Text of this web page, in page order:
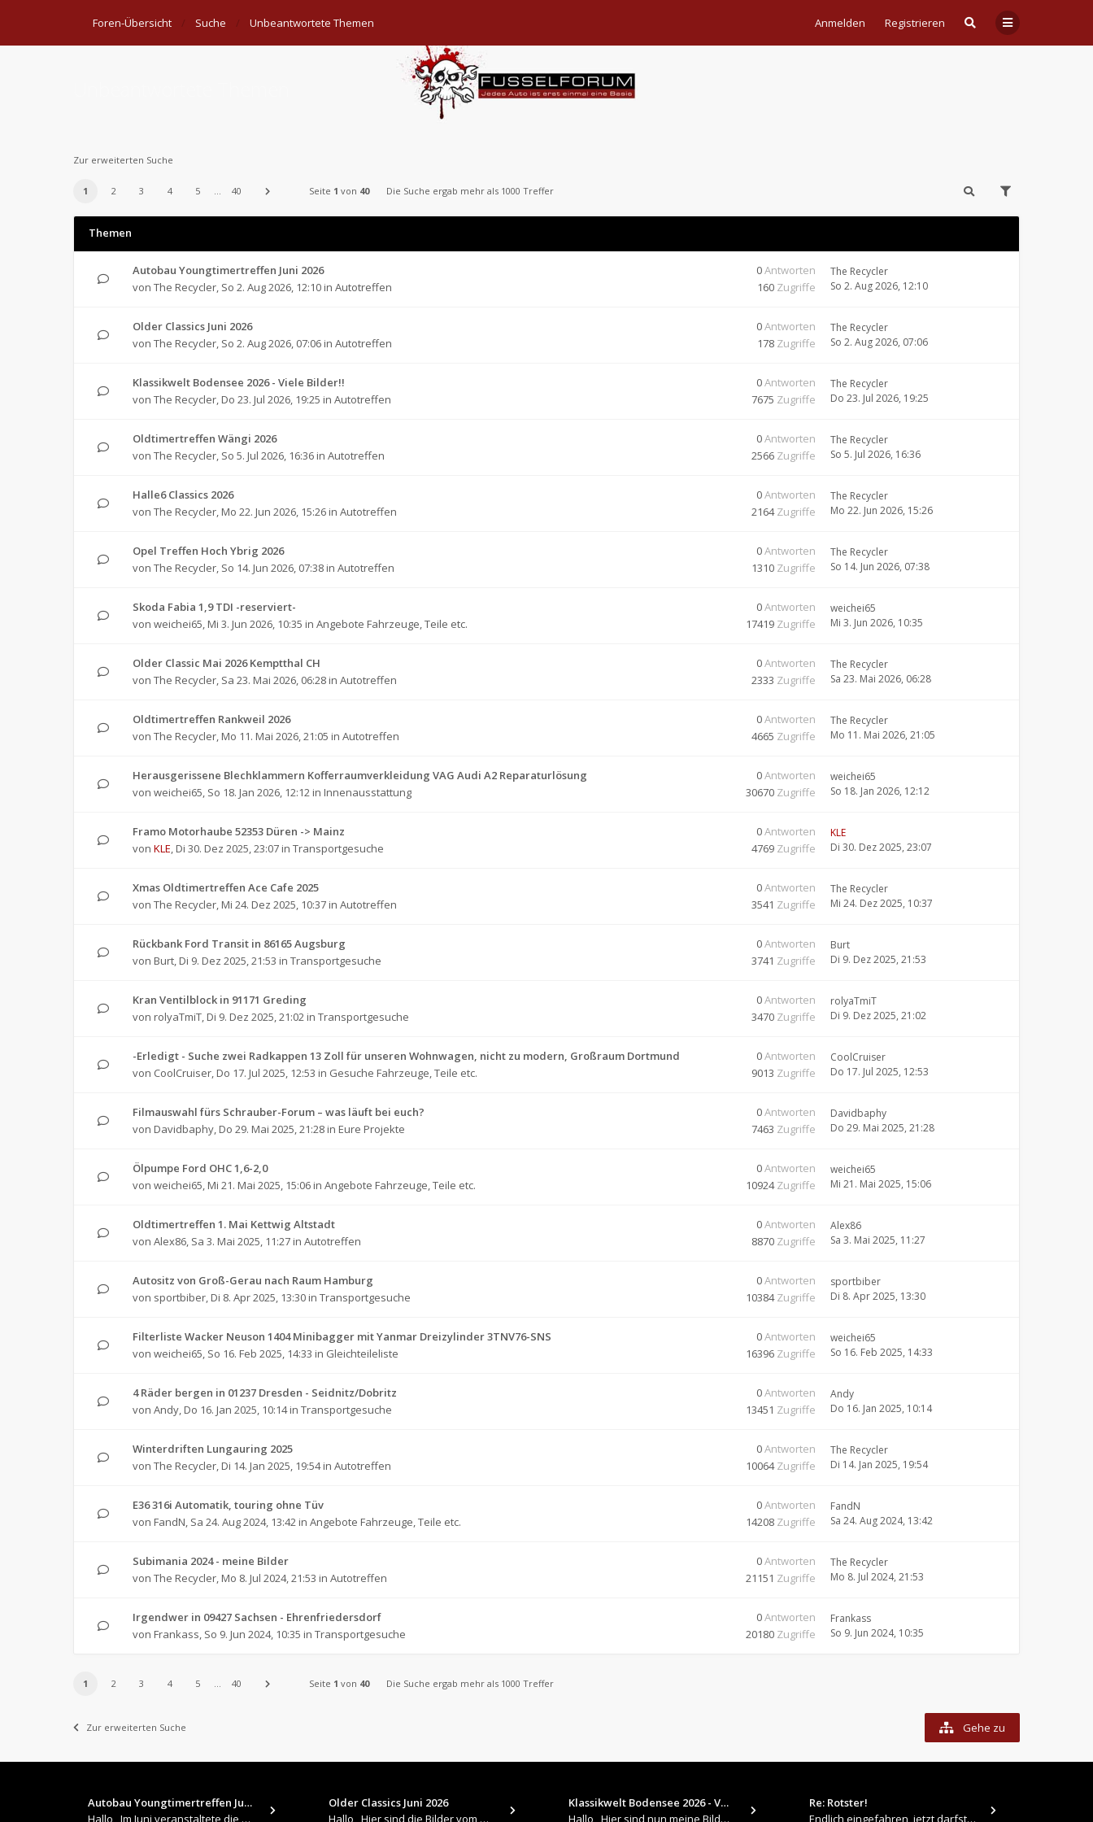
Anmelden Registrieren
Foren-Übersicht Suche Unbeantwortete Themen
Zur erweiterten Suche
1 2 3 4 5 … 40 Seite 1 von 40 Die Suche ergab mehr als 1000 Treffer
Themen
Autobau Youngtimertreffen Juni 2026
von The Recycler, So 2. Aug 2026, 12:10 in Autotreffen
0Antworten
160 Zugriffe
The Recycler
So 2. Aug 2026, 12:10
Older Classics Juni 2026
von The Recycler, So 2. Aug 2026, 07:06 in Autotreffen
0Antworten
178 Zugriffe
The Recycler
So 2. Aug 2026, 07:06
Klassikwelt Bodensee 2026 - Viele Bilder!!
von The Recycler, Do 23. Jul 2026, 19:25 in Autotreffen
0Antworten
7675 Zugriffe
The Recycler
Do 23. Jul 2026, 19:25
Oldtimertreffen Wängi 2026
von The Recycler, So 5. Jul 2026, 16:36 in Autotreffen
0Antworten
2566 Zugriffe
The Recycler
So 5. Jul 2026, 16:36
Halle6 Classics 2026
von The Recycler, Mo 22. Jun 2026, 15:26 in Autotreffen
0Antworten
2164Zugriffe
The Recycler
Mo 22. Jun 2026, 15:26
Opel Treffen Hoch Ybrig 2026
von The Recycler, So 14. Jun 2026, 07:38 in Autotreffen
0Antworten
1310 Zugriffe
The Recycler
So 14. Jun 2026, 07:38
Skoda Fabia 1,9 TDI -reserviert-
von weichei65, Mi 3. Jun 2026, 10:35 in Angebote Fahrzeuge, Teile etc.
0Antworten
17419 Zugriffe
weichei65
Mi 3. Jun 2026, 10:35
Older Classic Mai 2026 Kemptthal CH
von The Recycler, Sa 23. Mai 2026, 06:28 in Autotreffen
0Antworten
2333 Zugriffe
The Recycler
Sa 23. Mai 2026, 06:28
Oldtimertreffen Rankweil 2026
von The Recycler, Mo 11. Mai 2026, 21:05 in Autotreffen
0Antworten
4665 Zugriffe
The Recycler
Mo 11. Mai 2026, 21:05
Herausgerissene Blechklammern Kofferraumverkleidung VAG Audi A2 Reparaturlösung
von weichei65, So 18. Jan 2026, 12:12 in Innenausstattung
0Antworten
30670 Zugriffe
weichei65
So 18. Jan 2026, 12:12
Framo Motorhaube 52353 Düren -> Mainz
von KLE, Di 30. Dez 2025, 23:07 in Transportgesuche
0Antworten
4769 Zugriffe
KLE
Di 30. Dez 2025, 23:07
Xmas Oldtimertreffen Ace Cafe 2025
von The Recycler, Mi 24. Dez 2025, 10:37 in Autotreffen
0Antworten
3541 Zugriffe
The Recycler
Mi 24. Dez 2025, 10:37
Rückbank Ford Transit in 86165 Augsburg
von Burt, Di 9. Dez 2025, 21:53 in Transportgesuche
0Antworten
3741 Zugriffe
Burt
Di 9. Dez 2025, 21:53
Kran Ventilblock in 91171 Greding
von rolyaTmiT, Di 9. Dez 2025, 21:02 in Transportgesuche
0Antworten
3470 Zugriffe
rolyaTmiT
Di 9. Dez 2025, 21:02
-Erledigt - Suche zwei Radkappen 13 Zoll für unseren Wohnwagen, nicht zu modern, Großraum Dortmund
von CoolCruiser, Do 17. Jul 2025, 12:53 in Gesuche Fahrzeuge, Teile etc.
0Antworten
9013 Zugriffe
CoolCruiser
Do 17. Jul 2025, 12:53
Filmauswahl fürs Schrauber-Forum – was läuft bei euch?
von Davidbaphy, Do 29. Mai 2025, 21:28 in Eure Projekte
0Antworten
7463 Zugriffe
Davidbaphy
Do 29. Mai 2025, 21:28
Ölpumpe Ford OHC 1,6-2,0
von weichei65, Mi 21. Mai 2025, 15:06 in Angebote Fahrzeuge, Teile etc.
0Antworten
10924Zugriffe
weichei65
Mi 21. Mai 2025, 15:06
Oldtimertreffen 1. Mai Kettwig Altstadt
von Alex86, Sa 3. Mai 2025, 11:27 in Autotreffen
0Antworten
8870 Zugriffe
Alex86
Sa 3. Mai 2025, 11:27
Autositz von Groß-Gerau nach Raum Hamburg
von sportbiber, Di 8. Apr 2025, 13:30 in Transportgesuche
0Antworten
10384Zugriffe
sportbiber
Di 8. Apr 2025, 13:30
Filterliste Wacker Neuson 1404 Minibagger mit Yanmar Dreizylinder 3TNV76-SNS
von weichei65, So 16. Feb 2025, 14:33 in Gleichteileliste
0Antworten
16396 Zugriffe
weichei65
So 16. Feb 2025, 14:33
4 Räder bergen in 01237 Dresden - Seidnitz/Dobritz
von Andy, Do 16. Jan 2025, 10:14in Transportgesuche
0Antworten
13451 Zugriffe
Andy
Do 16. Jan 2025, 10:14
Winterdriften Lungauring 2025
von The Recycler, Di 14. Jan 2025, 19:54in Autotreffen
0Antworten
10064Zugriffe
The Recycler
Di 14. Jan 2025, 19:54
E36 316i Automatik, touring ohne Tüv
von FandN, Sa 24. Aug 2024, 13:42 in Angebote Fahrzeuge, Teile etc.
0Antworten
14208 Zugriffe
FandN
Sa 24. Aug 2024, 13:42
Subimania 2024 - meine Bilder
von The Recycler, Mo 8. Jul 2024, 21:53 in Autotreffen
0Antworten
21151 Zugriffe
The Recycler
Mo 8. Jul 2024, 21:53
Irgendwer in 09427 Sachsen - Ehrenfriedersdorf
von Frankass, So 9. Jun 2024, 10:35 in Transportgesuche
0Antworten
20180 Zugriffe
Frankass
So 9. Jun 2024, 10:35
1 2 3 4 5 … 40 Seite 1 von 40 Die Suche ergab mehr als 1000 Treffer
Zur erweiterten Suche Gehe zu
Autobau Youngtimertreffen Jun…
Hallo , Im Juni veranstaltete die Autobau in Romanshorn auf ihrem Gelände ein kleines Youngtimertreffen : https://up.
Older Classics Juni 2026
​Hallo , Hier sind die Bilder vom Older Classics im Juni 2026 : https://up.picr.de/51155940wd.jpg https://up.pic
Klassikwelt Bodensee 2026 - V…
Hallo , Hier sind nun meine Bilder 2026er Klassikwelt Bodensee 😀 https://up.picr.de/51125547rb.jpg https://up.pi
Re: Rotster!
Endlich eingefahren, jetzt darfste Vollgas geben 👍